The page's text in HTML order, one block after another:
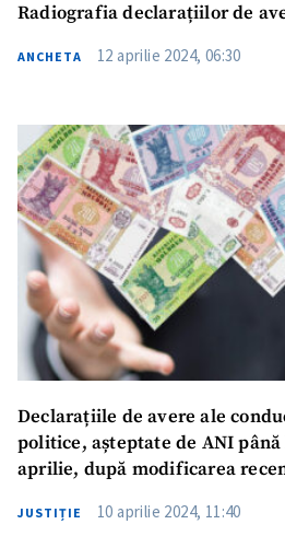
Trimite o informație
in English
Radiografia declarațiilor de
ANCHETA 12 aprilie 2024, 06:30
Declarațiile de avere ale
politice, așteptate de ANI
aprilie, după modificarea
JUSTIȚIE 10 aprilie 2024, 11:40